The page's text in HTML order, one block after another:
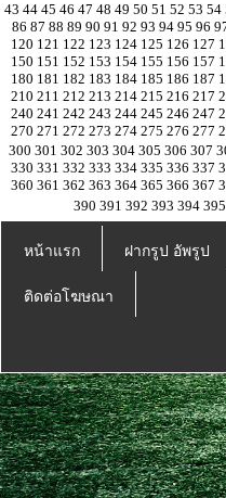
43 44 45 46 47 48 49 50 51 52 53 54
86 87 88 89 90 91 92 93 94 95 96
120 121 122 123 124 125 126 127
150 151 152 153 154 155 156 157
180 181 182 183 184 185 186 187
210 211 212 213 214 215 216 217
240 241 242 243 244 245 246 247
270 271 272 273 274 275 276 277
300 301 302 303 304 305 306 307
330 331 332 333 334 335 336 337
360 361 362 363 364 365 366 367
390 391 392 393 394 395
หน้าแรก ฝากรูป อัพรูป
ติดต่อโฆษณา